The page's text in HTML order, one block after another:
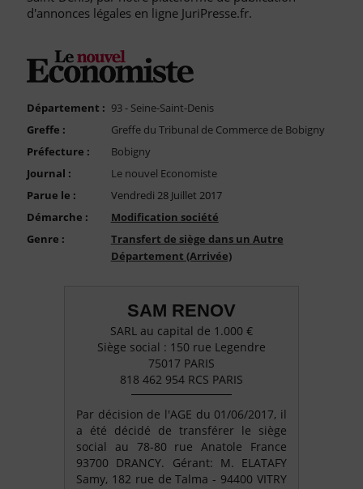
Le Blog pour les Entreprises
Nous Contacter
Compte PRO
d'annonces légales en ligne JuriPresse.fr.
Département : 93 - Seine-Saint-Denis
Greffe :
Greffe du Tribunal de Commerce de Bobigny
Préfecture :
Bobigny
Journal :
Le nouvel Economiste
Parue le :
Vendredi 28 Juillet 2017
Démarche :
Modification société
Genre :
Transfert de siège dans un Autre
Département (Arrivée)
SAM RENOV
SARL au capital de 1.000 €
Siège social : 150 rue Legendre
75017 PARIS
818 462 954 RCS PARIS
Par décision de l'AGE du 01/06/2017, il
a été décidé de transférer le siège
social au 78-80 rue Anatole France
93700 DRANCY. Gérant: M. ELATAFY
Samy, 182 rue de Talma - 94400 VITRY